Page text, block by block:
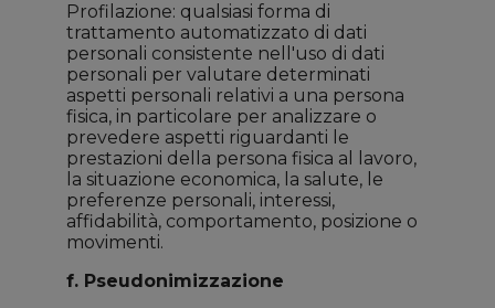
Profilazione: qualsiasi forma di
trattamento automatizzato di dati
personali consistente nell'uso di dati
personali per valutare determinati
aspetti personali relativi a una persona
fisica, in particolare per analizzare o
prevedere aspetti riguardanti le
prestazioni della persona fisica al lavoro,
la situazione economica, la salute, le
preferenze personali, interessi,
affidabilità, comportamento, posizione o
movimenti.
f. Pseudonimizzazione